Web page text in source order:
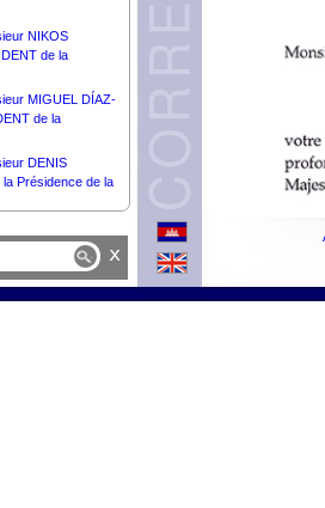
NIKOS
de la
MIGUEL DÍAZ-
de la
DENIS
Présidence de la
x